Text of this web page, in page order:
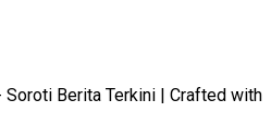
Soroti Berita Terkini | Crafted with